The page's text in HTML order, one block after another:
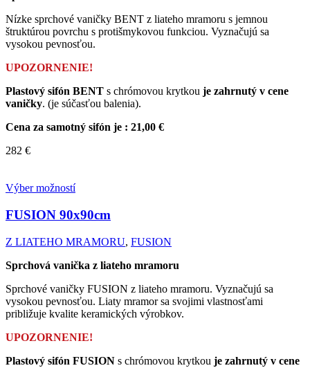
Nízke sprchové vaničky BENT z liateho mramoru s jemnou
štruktúrou povrchu s protišmykovou funkciou. Vyznačujú sa
vysokou pevnosťou.
UPOZORNENIE!
Plastový sifón BENT s chrómovou krytkou je zahrnutý v cene
vaničky. (je súčasťou balenia).
Cena za samotný sifón je : 21,00 €
282 €
Výber možností
FUSION 90x90cm
Z LIATEHO MRAMORU, FUSION
Sprchová vanička z liateho mramoru
Sprchové vaničky FUSION z liateho mramoru. Vyznačujú sa
vysokou pevnosťou. Liaty mramor sa svojimi vlastnosťami
približuje kvalite keramických výrobkov.
UPOZORNENIE!
Plastový sifón FUSION s chrómovou krytkou je zahrnutý v cene